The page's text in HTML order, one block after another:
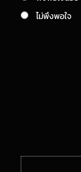
ไม่พึงพอใจ